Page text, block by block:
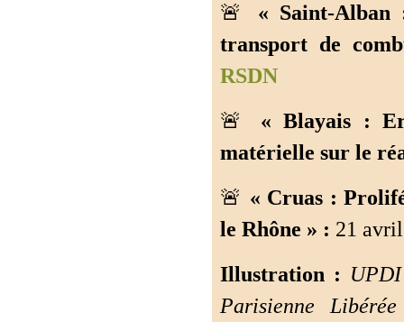
🚨 « Saint-Alban
transport de
RSDN
🚨 « Blayais :
matérielle sur le
🚨 « Cruas :
le Rhône » : 21
Illustration :
Parisienne